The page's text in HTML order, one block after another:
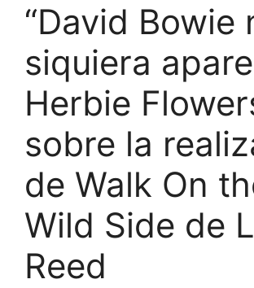
“David Bowie
siquiera
Herbie
sobre la
de Walk On
Wild Side de
Reed